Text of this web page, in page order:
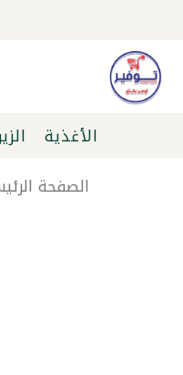
الأغذية
الصفحة